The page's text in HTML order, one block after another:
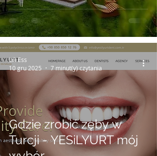
domków w Niechorzu
przyjaznych zwierzętom
Gdzie zrobić zęby w
Turcji - YESiLYURT mój
Lili Ess
10 gru 2025
7 minut(y) czytania